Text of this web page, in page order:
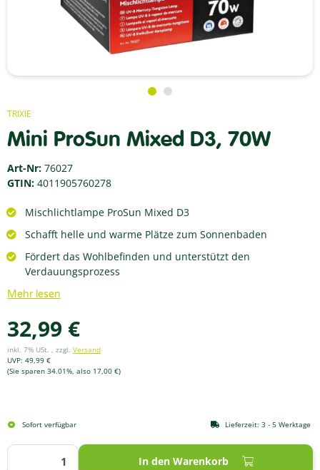
TRIXIE
Mini ProSun Mixed D3, 70W
Art-Nr: 76027
GTIN: 4011905760278
Mischlichtlampe ProSun Mixed D3
Schafft helle und warme Plätze zum Sonnenbaden
Fördert das Wohlbefinden und unterstützt den
Verdauungsprozess
Mehr lesen
32,99 €
inkl. 7% USt. , zzgl. Versand
UVP: 49,99 €
(Sie sparen 34.01%, also 17,00 €)
In den Warenkorb
Sofort verfügbar Lieferzeit: 3 - 5 Werktage